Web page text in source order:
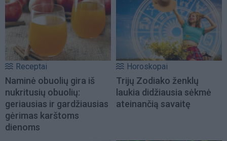
Receptai
Naminė obuolių gira iš
nukritusių obuolių:
geriausias ir gardžiausias
gėrimas karštoms
dienoms
Horoskopai
Trijų Zodiako ženklų
laukia didžiausia sėkmė
ateinančią savaitę